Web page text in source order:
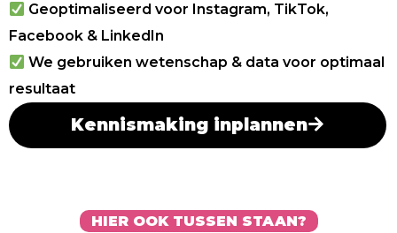
Geoptimaliseerd voor Instagram, TikTok,
Facebook & LinkedIn
We gebruiken wetenschap & data voor optimaal
resultaat
Kennismaking inplannen
HIER OOK TUSSEN STAAN?